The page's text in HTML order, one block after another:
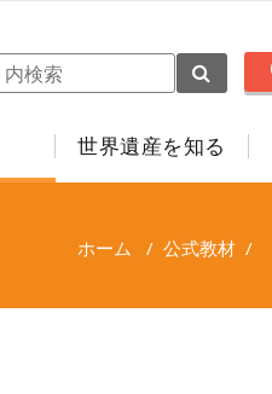
世界遺産を知る
ホーム / 公式教材 /